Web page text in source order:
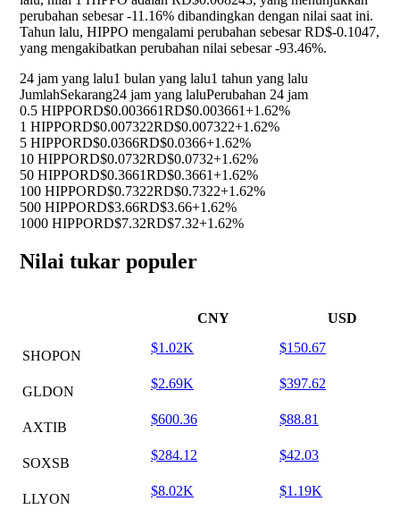
perubahan sebesar-11.16% dibandingkan dengan nilai saat ini.
Tahun lalu, HIPPO mengalami perubahan sebesar RD$-0.1047,
yang mengakibatkan perubahan nilai sebesar-93.46%.
24 jam yang lalu1 bulan yang lalu1 tahun yang lalu
JumlahSekarang24 jam yang laluPerubahan 24 jam
0.5 HIPPORD$0.003661RD$0.003661+1.62%
1 HIPPORD$0.007322RD$0.007322+1.62%
5 HIPPORD$0.0366RD$0.0366+1.62%
10 HIPPORD$0.0732RD$0.0732+1.62%
50 HIPPORD$0.3661RD$0.3661+1.62%
100 HIPPORD$0.7322RD$0.7322+1.62%
500 HIPPORD$3.66RD$3.66+1.62%
1000 HIPPORD$7.32RD$7.32+1.62%
Nilai tukar populer
CNY USD
SHOPON
$1.02K $150.67
GLDON
$2.69K $397.62
AXTIB
$600.36 $88.81
SOXSB
$284.12 $42.03
LLYON
$8.02K $1.19K